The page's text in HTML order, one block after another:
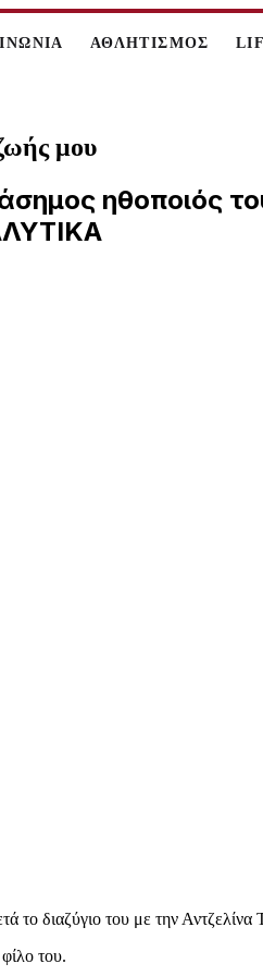
ΑΘΛΗΤΙΣΜΟΣ
μου
ηθοποιός
το διαζύγιο του με την Αντζελίνα
του.